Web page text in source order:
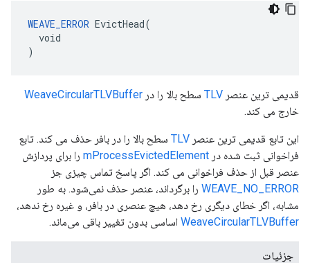
WEAVE_ERROR EvictHead(
  void
)
قدیمی ترین عنصر TLV سطح بالا را در WeaveCircularTLVBuffer
خارج می کند.
این تابع قدیمی ترین عنصر TLV سطح بالا را در بافر حذف می کند. تابع
فراخوانی ثبت شده در mProcessEvictedElement را برای پردازش
عنصر قبل از حذف فراخوانی می کند. اگر پاسخ تماس چیزی جز
WEAVE_NO_ERROR را برگرداند، عنصر حذف نمی‌شود. به طور
مشابه، اگر خطای دیگری رخ دهد، هیچ عنصری در بافر، و غیره رخ ندهد،
WeaveCircularTLVBuffer اساسی بدون تغییر باقی می‌ماند.
جزئیات